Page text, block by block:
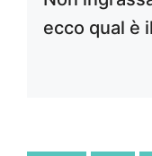
ecco qual è